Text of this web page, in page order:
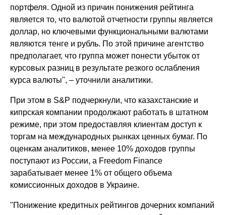
портфеля. Одной из причин понижения рейтинга
является то, что валютой отчетности группы является
доллар, но ключевыми функциональными валютами
являются тенге и рубль. По этой причине агентство
предполагает, что группа может понести убыток от
курсовых разниц в результате резкого ослабления
курса валюты", – уточнили аналитики.
При этом в S&P подчеркнули, что казахстанские и
кипрская компании продолжают работать в штатном
режиме, при этом предоставляя клиентам доступ к
торгам на международных рынках ценных бумаг. По
оценкам аналитиков, менее 10% доходов группы
поступают из России, а Freedom Finance
зарабатывает менее 1% от общего объема
комиссионных доходов в Украине.
"Понижение кредитных рейтингов дочерних компаний